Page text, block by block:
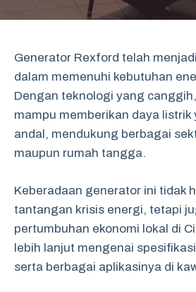
Generator Rexford telah
dalam memenuhi kebutuhan
Dengan teknologi yang
mampu memberikan daya listrik
andal, mendukung berbagai
maupun rumah tangga.
Keberadaan generator ini tidak
tantangan krisis energi, tetapi
pertumbuhan ekonomi lokal di
lebih lanjut mengenai
serta berbagai aplikasinya di